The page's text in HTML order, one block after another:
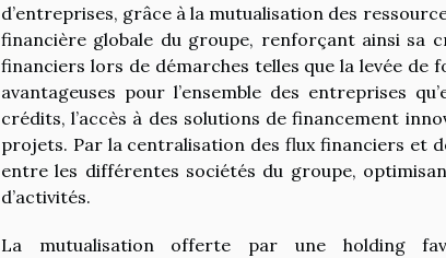
d’entreprises, grâce à la mutualisation des
financière globale du groupe, renforçant ainsi sa
financiers lors de démarches telles que la levée de
avantageuses pour l’ensemble des entreprises
crédits, l’accès à des solutions de financement
projets. Par la centralisation des flux financiers et
entre les différentes sociétés du groupe,
d’activités.
La mutualisation offerte par une holding